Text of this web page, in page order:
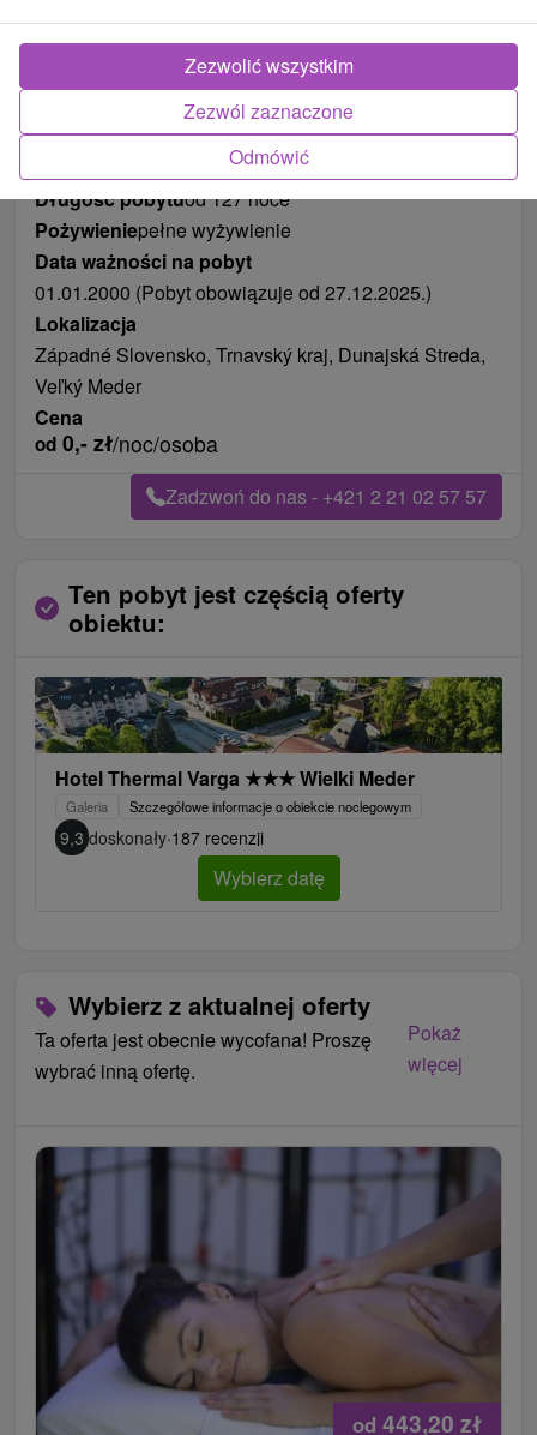
Zdjęcia od klientów+12
Długość pobytuod 127 noce
Pożywieniepełne wyżywienie
Data ważności na pobyt
01.01.2000 (Pobyt obowiązuje od 27.12.2025.)
Lokalizacja
Západné Slovensko, Trnavský kraj, Dunajská Streda,
Veľký Meder
Cena
od 0,- zł/noc/osoba
Zadzwoń do nas - +421 2 21 02 57 57
Ten pobyt jest częścią oferty
obiektu:
Hotel Thermal Varga ★★★Wielki Meder
Galeria Szczegółowe informacje o obiekcie noclegowym
9,3 doskonały·187 recenzji
Wybierz datę
Wybierz z aktualnej oferty
Ta oferta jest obecnie wycofana! Proszę
wybrać inną ofertę.
Pokaż
więcej
od 443,20 zł
Odmówić
Zezwól zaznaczone
Zezwolić wszystkim